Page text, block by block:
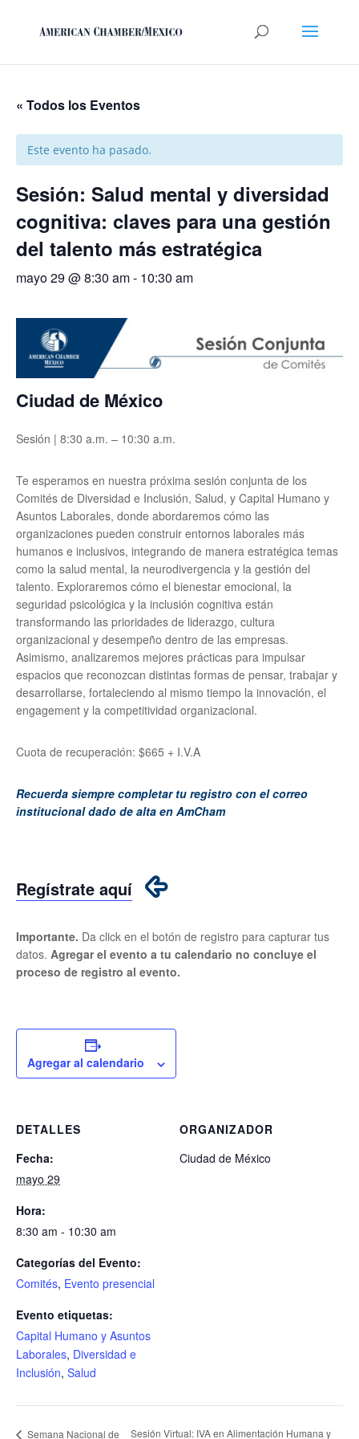
« Todos los Eventos
Este evento ha pasado.
Sesión: Salud mental y diversidad
cognitiva: claves para una gestión
del talento más estratégica
mayo 29 @ 8:30 am- 10:30 am
Ciudad de México
Sesión | 8:30 a.m. – 10:30 a.m.
Te esperamos en nuestra próxima sesión conjunta de los
Comités de Diversidad e Inclusión, Salud, y Capital Humano y
Asuntos Laborales, donde abordaremos cómo las
organizaciones pueden construir entornos laborales más
humanos e inclusivos, integrando de manera estratégica temas
como la salud mental, la neurodivergencia y la gestión del
talento. Exploraremos cómo el bienestar emocional, la
seguridad psicológica y la inclusión cognitiva están
transformando las prioridades de liderazgo, cultura
organizacional y desempeño dentro de las empresas.
Asimismo, analizaremos mejores prácticas para impulsar
espacios que reconozcan distintas formas de pensar, trabajar y
desarrollarse, fortaleciendo al mismo tiempo la innovación, el
engagement y la competitividad organizacional.
Cuota de recuperación: $665 + I.V.A
Recuerda siempre completar tu registro con el correo
institucional dado de alta en AmCham
Regístrate aquí
Importante. Da click en el botón de registro para capturar tus
datos. Agregar el evento a tu calendario no concluye el
proceso de registro al evento.
Agregar al calendario
DETALLES
Fecha:
mayo 29
Hora:
8:30 am - 10:30 am
Categorías del Evento:
Comités, Evento presencial
Evento etiquetas:
Capital Humano y Asuntos
Laborales, Diversidad e
Inclusión, Salud
ORGANIZADOR
Ciudad de México
Semana Nacional de Sesión Virtual: IVA en Alimentación Humana y